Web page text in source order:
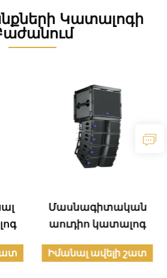
Կատալոգի
Մասնագիտական
աուդիո կատալոգ
Իմանալ ավելի շատ